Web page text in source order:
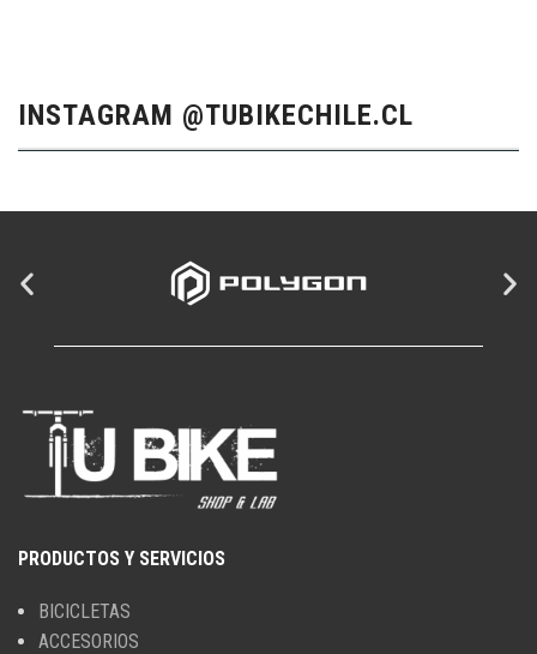
INSTAGRAM @TUBIKECHILE.CL
PRODUCTOS Y SERVICIOS
BICICLETAS
ACCESORIOS